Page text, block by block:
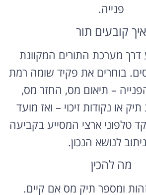
פנייה.
איך קובעים תור
דרך מערכת התורים המקוונת
בוחרים את פקיד שומה רמת
– תיאום מס, החזר מס,
או נקודות זיכוי – ואז מועד
טלפוני ארצי המסייע בקביעה
לנושא הנכון.
מה להכין
ומספר תיק מס אם קיים.